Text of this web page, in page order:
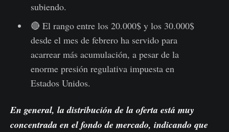
subiendo.
🔴 El rango entre los 20.000$ y los 30.000$
desde el mes de febrero ha servido para
acarrear más acumulación, a pesar de la
enorme presión regulativa impuesta en
Estados Unidos.
En general, la distribución de la oferta está muy
concentrada en el fondo de mercado, indicando que